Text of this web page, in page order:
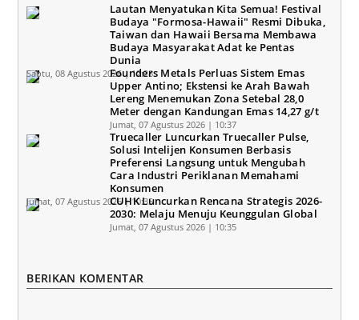
Lautan Menyatukan Kita Semua! Festival
Budaya "Formosa-Hawaii" Resmi Dibuka,
Taiwan dan Hawaii Bersama Membawa
Budaya Masyarakat Adat ke Pentas
Dunia
Sabtu, 08 Agustus 2026 | 12:28Founders Metals Perluas Sistem Emas
Upper Antino; Ekstensi ke Arah Bawah
Lereng Menemukan Zona Setebal 28,0
Meter dengan Kandungan Emas 14,27 g/t
Jumat, 07 Agustus 2026 | 10:37
Truecaller Luncurkan Truecaller Pulse,
Solusi Intelijen Konsumen Berbasis
Preferensi Langsung untuk Mengubah
Cara Industri Periklanan Memahami
Konsumen
Jumat, 07 Agustus 2026 | 10:35CUHK Luncurkan Rencana Strategis 2026-
2030: Melaju Menuju Keunggulan Global
Jumat, 07 Agustus 2026 | 10:35
BERIKAN KOMENTAR